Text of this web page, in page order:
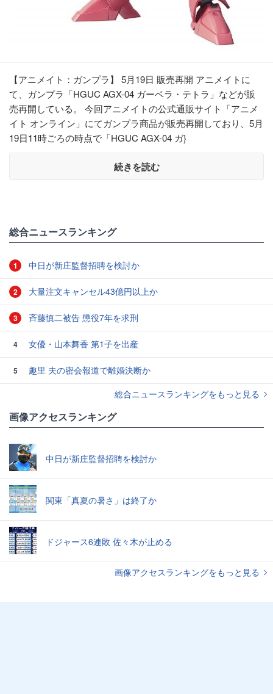
【アニメイト：ガンプラ】 5月19日 販売再開 アニメイトに
て、ガンプラ「HGUC AGX-04 ガーベラ・テトラ」などが販
売再開している。 今回アニメイトの公式通販サイト「アニメ
イト オンライン」にてガンプラ商品が販売再開しており、5月
19日11時ごろの時点で「HGUC AGX-04 ガ}
続きを読む
総合ニュースランキング
1 中日が新庄監督招聘を検討か
2 大量注文キャンセル43億円以上か
3 斉藤慎二被告 懲役7年を求刑
4 女優・山本舞香 第1子を出産
5
趣里 夫の密会報道で離婚決断か
総合ニュースランキングをもっと見る
画像アクセスランキング
中日が新庄監督招聘を検討か
関東「真夏の暑さ」は終了か
ドジャース6連敗 佐々木が止める
画像アクセスランキングをもっと見る